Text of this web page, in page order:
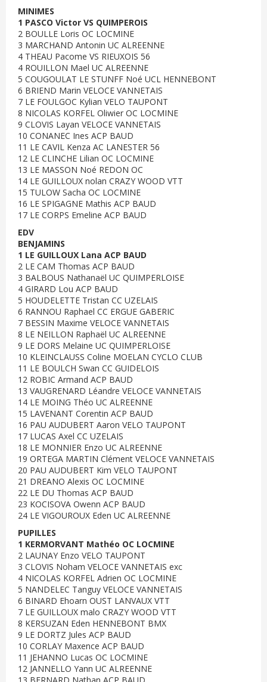
MINIMES
1 PASCO Victor VS QUIMPEROIS
2 BOULLE Loris OC LOCMINE
3 MARCHAND Antonin UC ALREENNE
4 THEAU Pacome VS RIEUXOIS 56
4 ROUILLON Mael UC ALREENNE
5 COUGOULAT LE STUNFF Noé UCL HENNEBONT
6 BRIEND Marin VELOCE VANNETAIS
7 LE FOULGOC Kylian VELO TAUPONT
8 NICOLAS KORFEL Oliwier OC LOCMINE
9 CLOVIS Layan VELOCE VANNETAIS
10 CONANEC Ines ACP BAUD
11 LE CAVIL Kenza AC LANESTER 56
12 LE CLINCHE Lilian OC LOCMINE
13 LE MASSON Noé REDON OC
14 LE GUILLOUX nolan CRAZY WOOD VTT
15 TULOW Sacha OC LOCMINE
16 LE SPIGAGNE Mathis ACP BAUD
17 LE CORPS Emeline ACP BAUD
EDV
BENJAMINS
1 LE GUILLOUX Lana ACP BAUD
2 LE CAM Thomas ACP BAUD
3 BALBOUS Nathanaël UC QUIMPERLOISE
4 GIRARD Lou ACP BAUD
5 HOUDELETTE Tristan CC UZELAIS
6 RANNOU Raphael CC ERGUE GABERIC
7 BESSIN Maxime VELOCE VANNETAIS
8 LE NEILLON Raphaël UC ALREENNE
9 LE DORS Melaine UC QUIMPERLOISE
10 KLEINCLAUSS Coline MOELAN CYCLO CLUB
11 LE BOULCH Swan CC GUIDELOIS
12 ROBIC Armand ACP BAUD
13 VAUGRENARD Léandre VELOCE VANNETAIS
14 LE MOING Théo UC ALREENNE
15 LAVENANT Corentin ACP BAUD
16 PAU AUDUBERT Aaron VELO TAUPONT
17 LUCAS Axel CC UZELAIS
18 LE MONNIER Enzo UC ALREENNE
19 ORTEGA MARTIN Clément VELOCE VANNETAIS
20 PAU AUDUBERT Kim VELO TAUPONT
21 DREANO Alexis OC LOCMINE
22 LE DU Thomas ACP BAUD
23 KOCISOVA Owenn ACP BAUD
24 LE VIGOUROUX Eden UC ALREENNE
PUPILLES
1 KERMORVANT Mathéo OC LOCMINE
2 LAUNAY Enzo VELO TAUPONT
3 CLOVIS Noham VELOCE VANNETAIS exc
4 NICOLAS KORFEL Adrien OC LOCMINE
5 NANDELEC Tanguy VELOCE VANNETAIS
6 BINARD Ehoarn OUST LANVAUX VTT
7 LE GUILLOUX malo CRAZY WOOD VTT
8 KERSUZAN Eden HENNEBONT BMX
9 LE DORTZ Jules ACP BAUD
10 CORLAY Maxence ACP BAUD
11 JEHANNO Lucas OC LOCMINE
12 JANNELLO Yann UC ALREENNE